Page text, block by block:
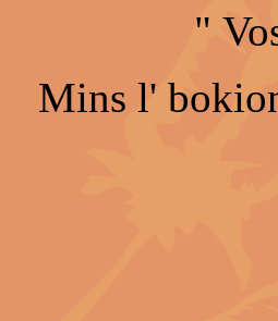
"
Mins l'